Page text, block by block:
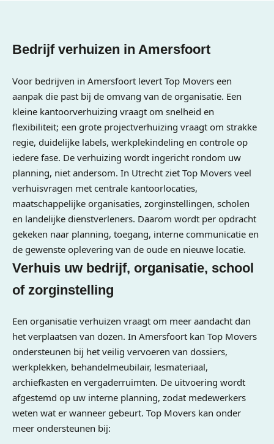
Bedrijf verhuizen in Amersfoort
Voor bedrijven in Amersfoort levert Top Movers een
aanpak die past bij de omvang van de organisatie. Een
kleine kantoorverhuizing vraagt om snelheid en
flexibiliteit; een grote projectverhuizing vraagt om strakke
regie, duidelijke labels, werkplekindeling en controle op
iedere fase. De verhuizing wordt ingericht rondom uw
planning, niet andersom. In Utrecht ziet Top Movers veel
verhuisvragen met centrale kantoorlocaties,
maatschappelijke organisaties, zorginstellingen, scholen
en landelijke dienstverleners. Daarom wordt per opdracht
gekeken naar planning, toegang, interne communicatie en
de gewenste oplevering van de oude en nieuwe locatie.
Verhuis uw bedrijf, organisatie, school
of zorginstelling
Een organisatie verhuizen vraagt om meer aandacht dan
het verplaatsen van dozen. In Amersfoort kan Top Movers
ondersteunen bij het veilig vervoeren van dossiers,
werkplekken, behandelmeubilair, lesmateriaal,
archiefkasten en vergaderruimten. De uitvoering wordt
afgestemd op uw interne planning, zodat medewerkers
weten wat er wanneer gebeurt. Top Movers kan onder
meer ondersteunen bij: